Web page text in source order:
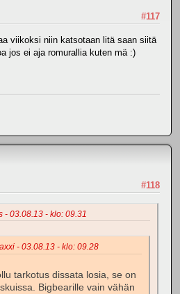
#117
viikoksi niin katsotaan litä saan siitä
jos ei aja romurallia kuten mä :)
#118
- 03.08.13 - klo: 09.31
- 03.08.13 - klo: 09.28
tarkotus dissata losia, se on
Bigbearille vain vähän